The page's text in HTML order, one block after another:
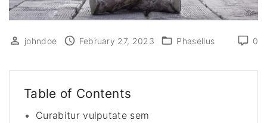
johndoe February 27, 2023 Phasellus 0
Table of Contents
Curabitur vulputate sem